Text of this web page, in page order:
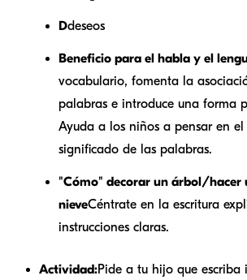
Ddeseos
Beneficio para el habla y el
vocabulario, fomenta la
palabras e introduce una forma
Ayuda a los niños a pensar en el
significado de las palabras.
"Cómo" decorar un árbol/hacer
nieveCéntrate en la escritura
instrucciones claras.
Actividad:Pide a tu hijo que escriba